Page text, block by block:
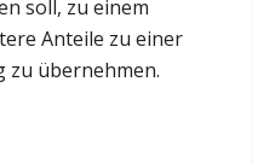
soll, zu einem
Anteile zu einer
zu übernehmen.